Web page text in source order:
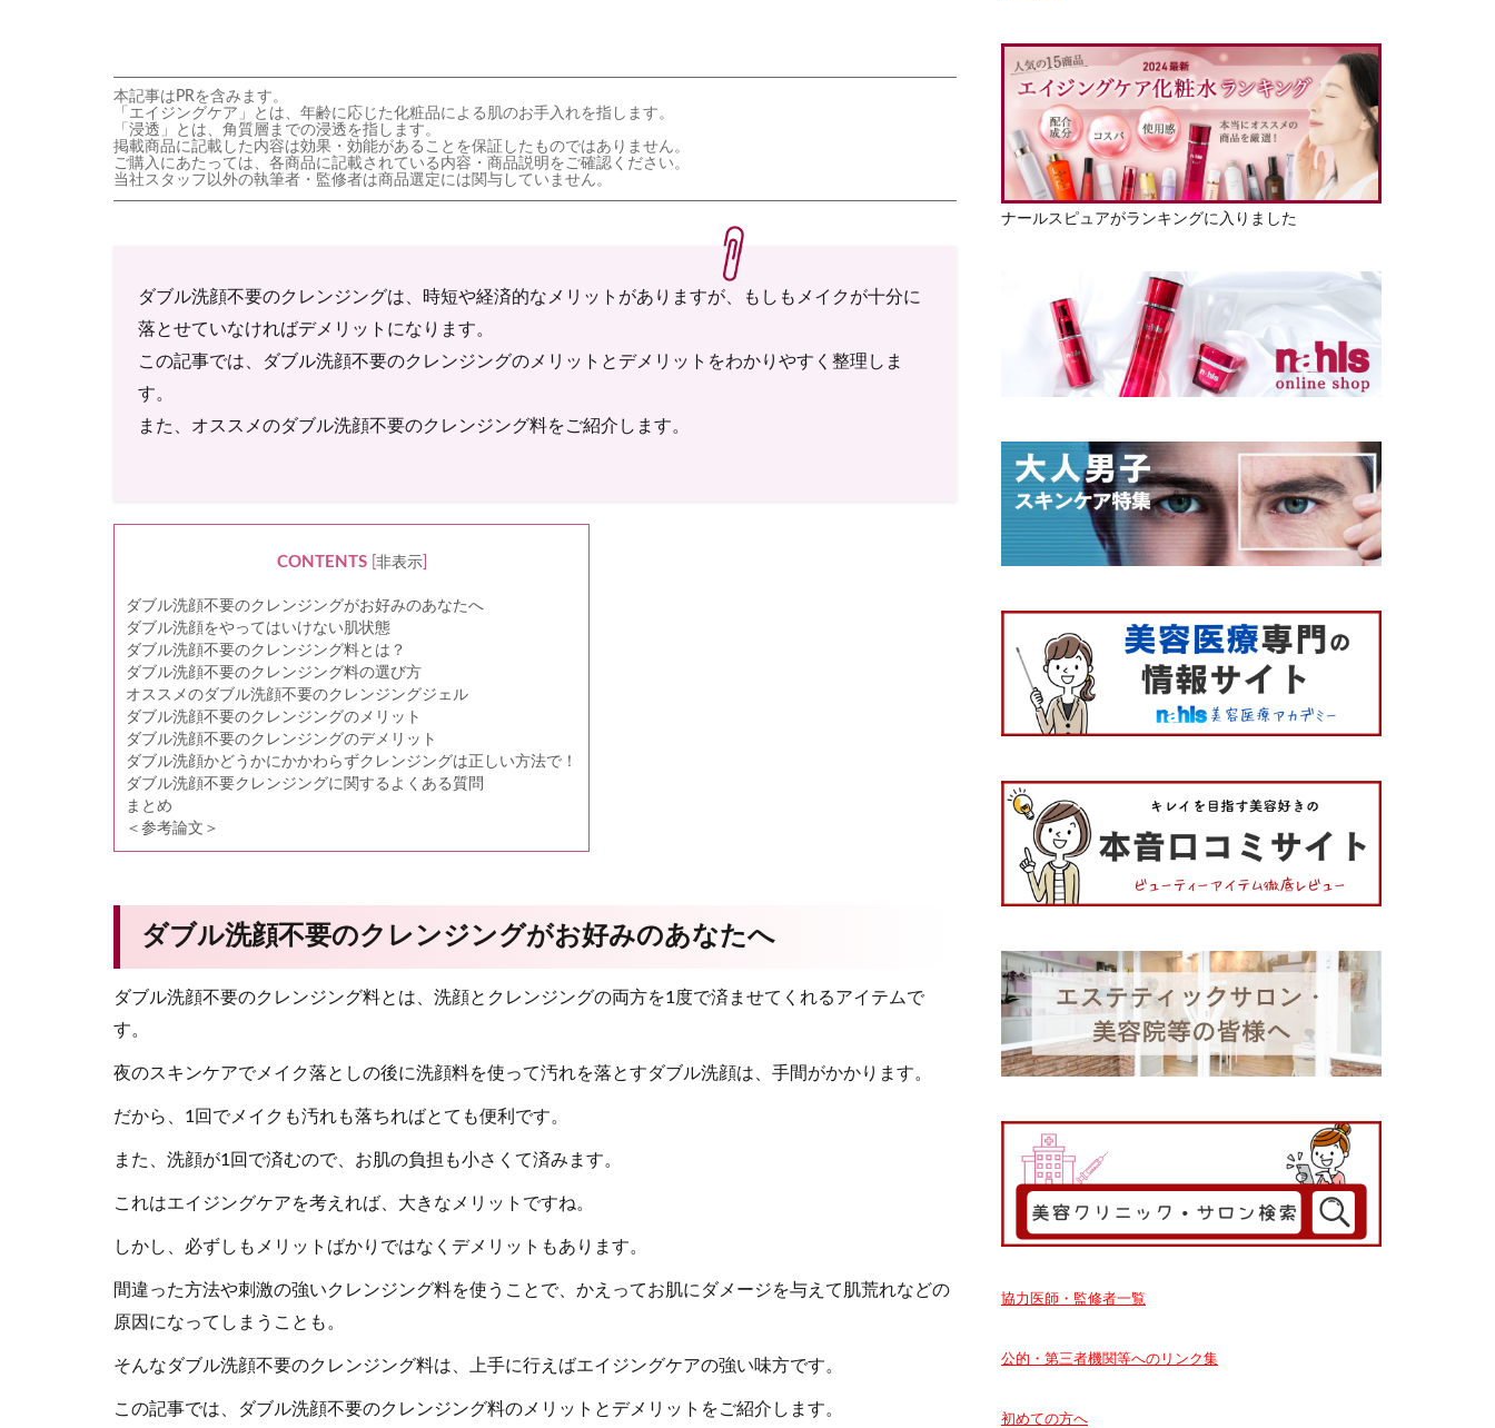
本記事はPRを含みます。
「エイジングケア」とは、年齢に応じた化粧品による肌のお手入れを指します。
「浸透」とは、角質層までの浸透を指します。
掲載商品に記載した内容は効果・効能があることを保証したものではありません。
ご購入にあたっては、各商品に記載されている内容・商品説明をご確認ください。
当社スタッフ以外の執筆者・監修者は商品選定には関与していません。
ダブル洗顔不要のクレンジングは、時短や経済的なメリットがありますが、もしもメイクが十分に
落とせていなければデメリットになります。
この記事では、ダブル洗顔不要のクレンジングのメリットとデメリットをわかりやすく整理しま
す。
また、オススメのダブル洗顔不要のクレンジング料をご紹介します。
CONTENTS 非表示]
ダブル洗顔不要のクレンジングがお好みのあなたへ
ダブル洗顔をやってはいけない肌状態
ダブル洗顔不要のクレンジング料とは？
ダブル洗顔不要のクレンジング料の選び方
オススメのダブル洗顔不要のクレンジングジェル
ダブル洗顔不要のクレンジングのメリット
ダブル洗顔不要のクレンジングのデメリット
ダブル洗顔かどうかにかかわらずクレンジングは正しい方法で！
ダブル洗顔不要クレンジングに関するよくある質問
まとめ
＜参考論文＞
ダブル洗顔不要のクレンジングがお好みのあなたへ
ダブル洗顔不要のクレンジング料とは、洗顔とクレンジングの両方を1度で済ませてくれるアイテムで
す。
夜のスキンケアでメイク落としの後に洗顔料を使って汚れを落とすダブル洗顔は、手間がかかります。
だから、1回でメイクも汚れも落ちればとても便利です。
また、洗顔が1回で済むので、お肌の負担も小さくて済みます。
これはエイジングケアを考えれば、大きなメリットですね。
しかし、必ずしもメリットばかりではなくデメリットもあります。
間違った方法や刺激の強いクレンジング料を使うことで、かえってお肌にダメージを与えて肌荒れなどの
原因になってしまうことも。
そんなダブル洗顔不要のクレンジング料は、上手に行えばエイジングケアの強い味方です。
この記事では、ダブル洗顔不要のクレンジング料のメリットとデメリットをご紹介します。
ナールスピュアがランキングに入りました
協力医師・監修者一覧
公的・第三者機関等へのリンク集
初めての方へ